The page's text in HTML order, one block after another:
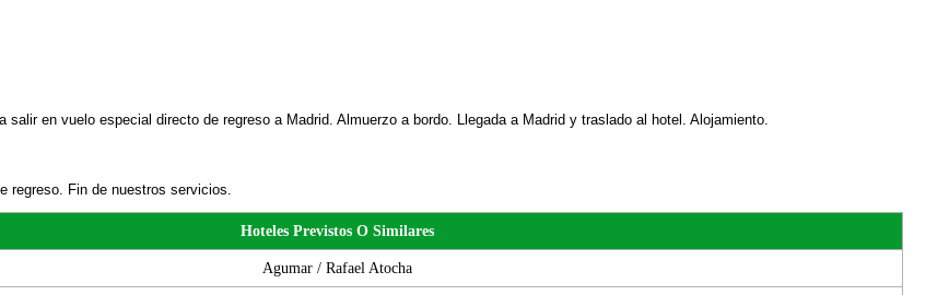
salir en vuelo especial directo de regreso a Madrid. Almuerzo a bordo. Llegada a Madrid y traslado al hotel. Alojamiento.
regreso. Fin de nuestros servicios.
Hoteles Previstos O Similares
Agumar / Rafael Atocha